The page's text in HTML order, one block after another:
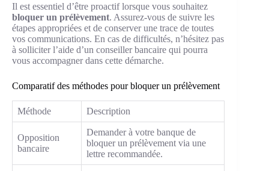
Il est essentiel d’être proactif lorsque vous souhaitez
bloquer un prélèvement. Assurez-vous de suivre les
étapes appropriées et de conserver une trace de toutes
vos communications. En cas de difficultés, n’hésitez pas
à solliciter l’aide d’un conseiller bancaire qui pourra
vous accompagner dans cette démarche.
Comparatif des méthodes pour bloquer un prélèvement
Méthode Description
Opposition
bancaire
Demander à votre banque de
bloquer un prélèvement via une
lettre recommandée.